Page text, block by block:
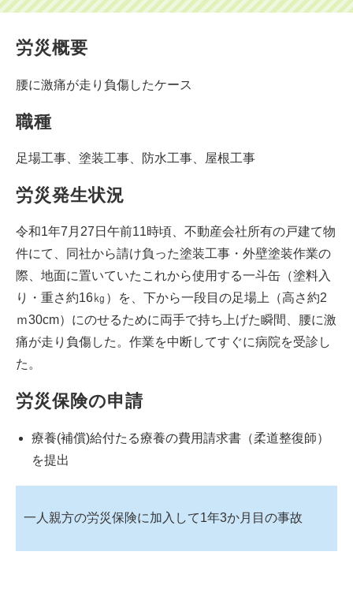
労災概要
腰に激痛が走り負傷したケース
職種
足場工事、塗装工事、防水工事、屋根工事
労災発生状況
令和1年7月27日午前11時頃、不動産会社所有の戸建て物
件にて、同社から請け負った塗装工事・外壁塗装作業の
際、地面に置いていたこれから使用する一斗缶（塗料入
り・重さ約16㎏）を、下から一段目の足場上（高さ約2
ｍ30cm）にのせるために両手で持ち上げた瞬間、腰に激
痛が走り負傷した。作業を中断してすぐに病院を受診し
た。
労災保険の申請
療養(補償)給付たる療養の費用請求書（柔道整復師）
を提出
一人親方の労災保険に加入して1年3か月目の事故